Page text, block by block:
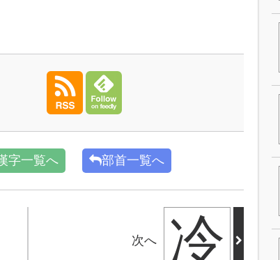
字一覧へ 部首一覧へ
冷
次へ